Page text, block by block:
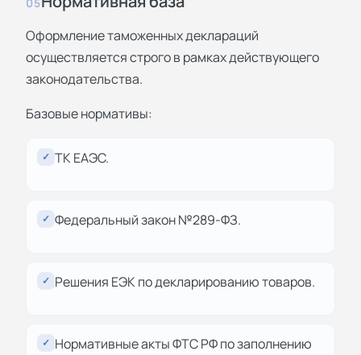
Оформление таможенных деклараций
осуществляется строго в рамках действующего
законодательства.
Базовые нормативы:
✓ ТК ЕАЭС.
✓ Федеральный закон №289-ФЗ.
✓ Решения ЕЭК по декларированию товаров.
✓ Нормативные акты ФТС РФ по заполнению